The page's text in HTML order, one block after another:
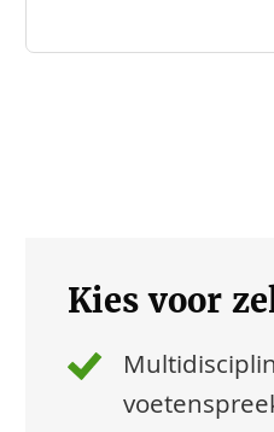
Kies voor